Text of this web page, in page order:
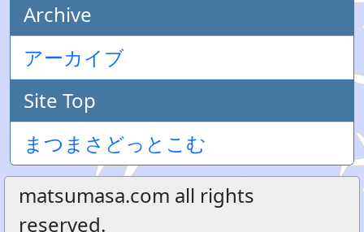
Archive
アーカイブ
Site Top
まつまさどっとこむ
matsumasa.com all rights
reserved.